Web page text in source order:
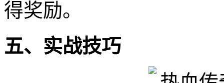
得奖励。
五、实战技巧